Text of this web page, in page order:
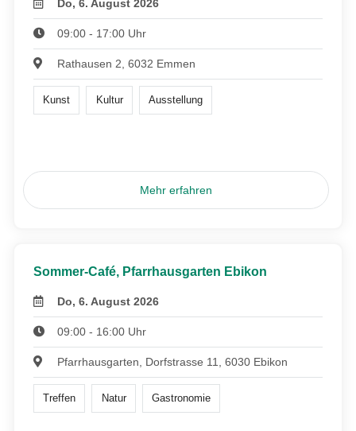
Do, 6. August 2026
09:00 - 17:00 Uhr
Rathausen 2, 6032 Emmen
Kunst Kultur Ausstellung
Mehr erfahren
Sommer-Café, Pfarrhausgarten Ebikon
Do, 6. August 2026
09:00 - 16:00 Uhr
Pfarrhausgarten, Dorfstrasse 11, 6030 Ebikon
Treffen Natur Gastronomie